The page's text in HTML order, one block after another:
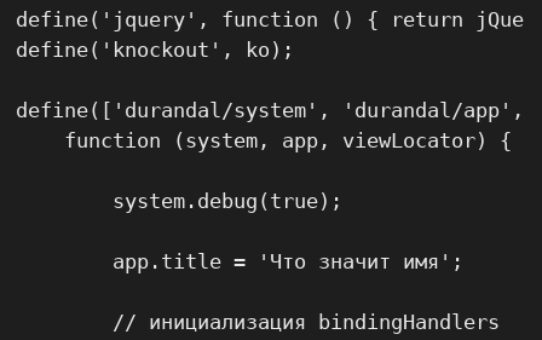
define('jquery', function () { return
define('knockout', ko);
define(['durandal/system', 'durandal/app',
    function (system, app, viewLocator) {
        system.debug(true);
        app.title = 'Что значит имя';
        // инициализация bindingHandlers